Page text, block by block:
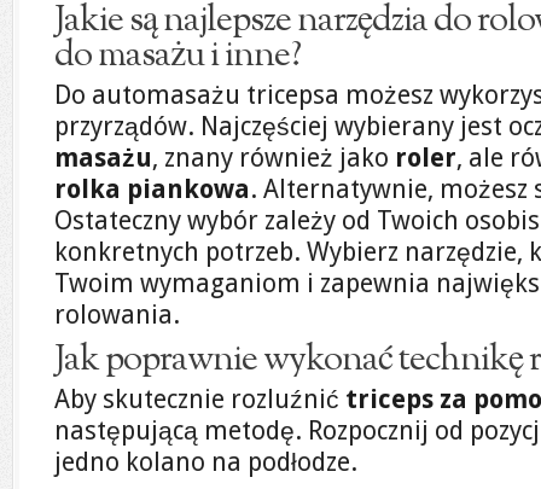
Jakie są najlepsze narzędzia do
do masażu i inne?
Do automasażu tricepsa możesz
przyrządów. Najczęściej wybierany jest
masażu, znany również jako roler, ale
rolka piankowa. Alternatywnie, możesz
Ostateczny wybór zależy od Twoich
konkretnych potrzeb. Wybierz
Twoim wymaganiom i zapewnia
rolowania.
Jak poprawnie wykonać technikę
Aby skutecznie rozluźnić triceps za
następującą metodę. Rozpocznij od
jedno kolano na podłodze.